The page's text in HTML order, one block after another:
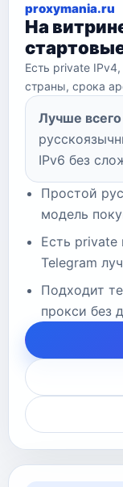
proxymania.ru
На
Есть private
страны, срока
Лучше
IPv6 без
Простой
модель
Есть private
Telegram
Подходит
прокси без